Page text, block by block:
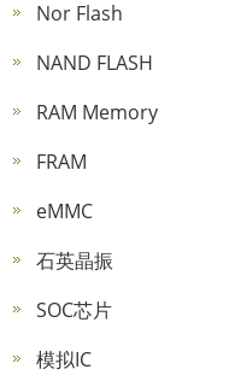
Nor Flash
NAND FLASH
RAM Memory
FRAM
eMMC
石英晶振
SOC芯片
模拟IC